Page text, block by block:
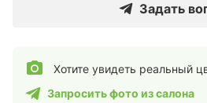
Задать
Хотите увидеть реальный
Запросить фото из салона